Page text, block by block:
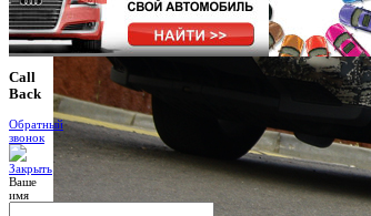
Call
Back
Обратный
звонок
Ваше
имя